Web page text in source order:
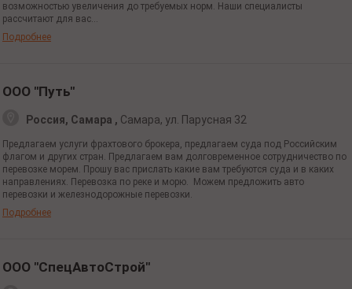
возможностью увеличения до требуемых норм. Наши специалисты
рассчитают для вас...
Подробнее
ООО "Путь"
Россия, Самара , Самара, ул. Парусная 32
Предлагаем услуги фрахтового брокера, предлагаем суда под Российским
флагом и других стран. Предлагаем вам долговременное сотрудничество по
перевозке морем. Прошу вас прислать какие вам требуются суда и в каких
направлениях. Перевозка по реке и морю. Можем предложить авто
перевозки и железнодорожные перевозки.
Подробнее
ООО "СпецАвтоСтрой"